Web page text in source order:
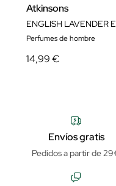
Atkinsons
ENGLISH LAVENDER
Perfumes de hombre
14,99 €
Envíos gratis
Pedidos a partir de